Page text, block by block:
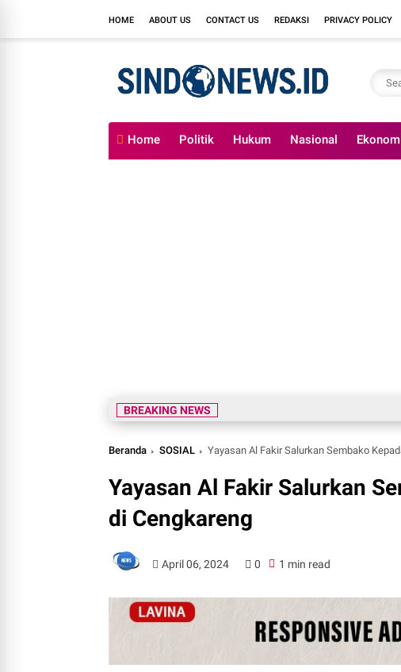
HOME ABOUT US CONTACT US REDAKSI PRIVACY POLICY
Home Politik Hukum Nasional
BREAKING NEWS
Beranda SOSIAL Yayasan Al Fakir Salurkan Sembako
Yayasan Al Fakir Salurkan
di Cengkareng
April 06, 2024 0 1 min read